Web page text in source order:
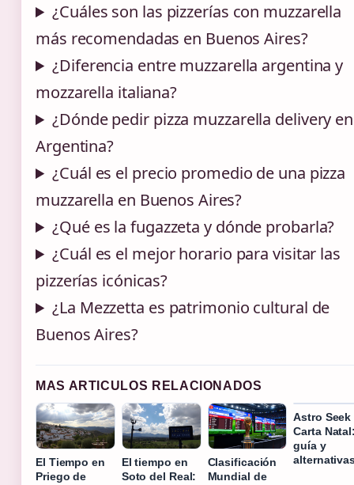
¿Cuáles son las pizzerías con muzzarella
más recomendadas en Buenos Aires?
¿Diferencia entre muzzarella argentina y
mozzarella italiana?
¿Dónde pedir pizza muzzarella delivery en
Argentina?
¿Cuál es el precio promedio de una pizza
muzzarella en Buenos Aires?
¿Qué es la fugazzeta y dónde probarla?
¿Cuál es el mejor horario para visitar las
pizzerías icónicas?
¿La Mezzetta es patrimonio cultural de
Buenos Aires?
MAS ARTICULOS RELACIONADOS
El Tiempo en
Priego de
El tiempo en
Soto del Real:
Clasificación
Mundial de
Astro Seek
Carta
guía y